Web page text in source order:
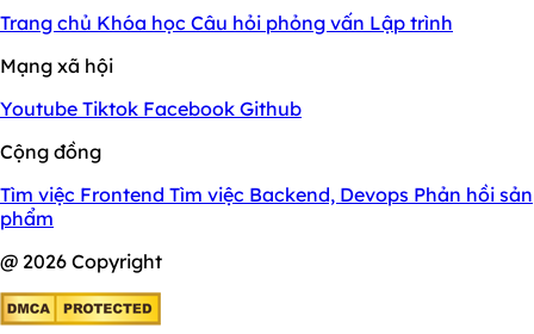
Trang chủ Khóa học Câu hỏi phỏng vấn Lập trình
Mạng xã hội
Youtube Tiktok Facebook Github
Cộng đồng
Tìm việc Frontend Tìm việc Backend, Devops Phản hồi sản
phẩm
@ 2026 Copyright